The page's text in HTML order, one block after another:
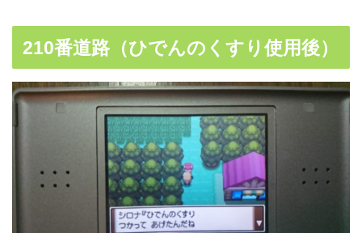
210番道路（ひでんのくすり使用後）